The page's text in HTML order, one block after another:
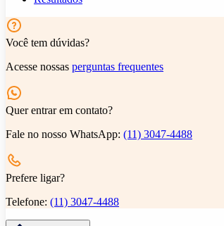
Você tem dúvidas?
Acesse nossas perguntas frequentes
Quer entrar em contato?
Fale no nosso WhatsApp: (11) 3047-4488
Prefere ligar?
Telefone: (11) 3047-4488